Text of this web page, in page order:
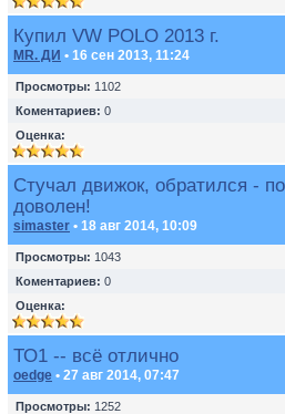
Купил VW POLO 2013 г.
MR. ДИ • 16 сен 2013, 11:24
Просмотры: 1102
Коментариев: 0
Оценка:
Стучал движок, обратился -
доволен!
simaster • 18 авг 2014, 10:09
Просмотры: 1043
Коментариев: 0
Оценка:
ТО1 -- всё отлично
oedge • 27 авг 2014, 07:47
Просмотры: 1252